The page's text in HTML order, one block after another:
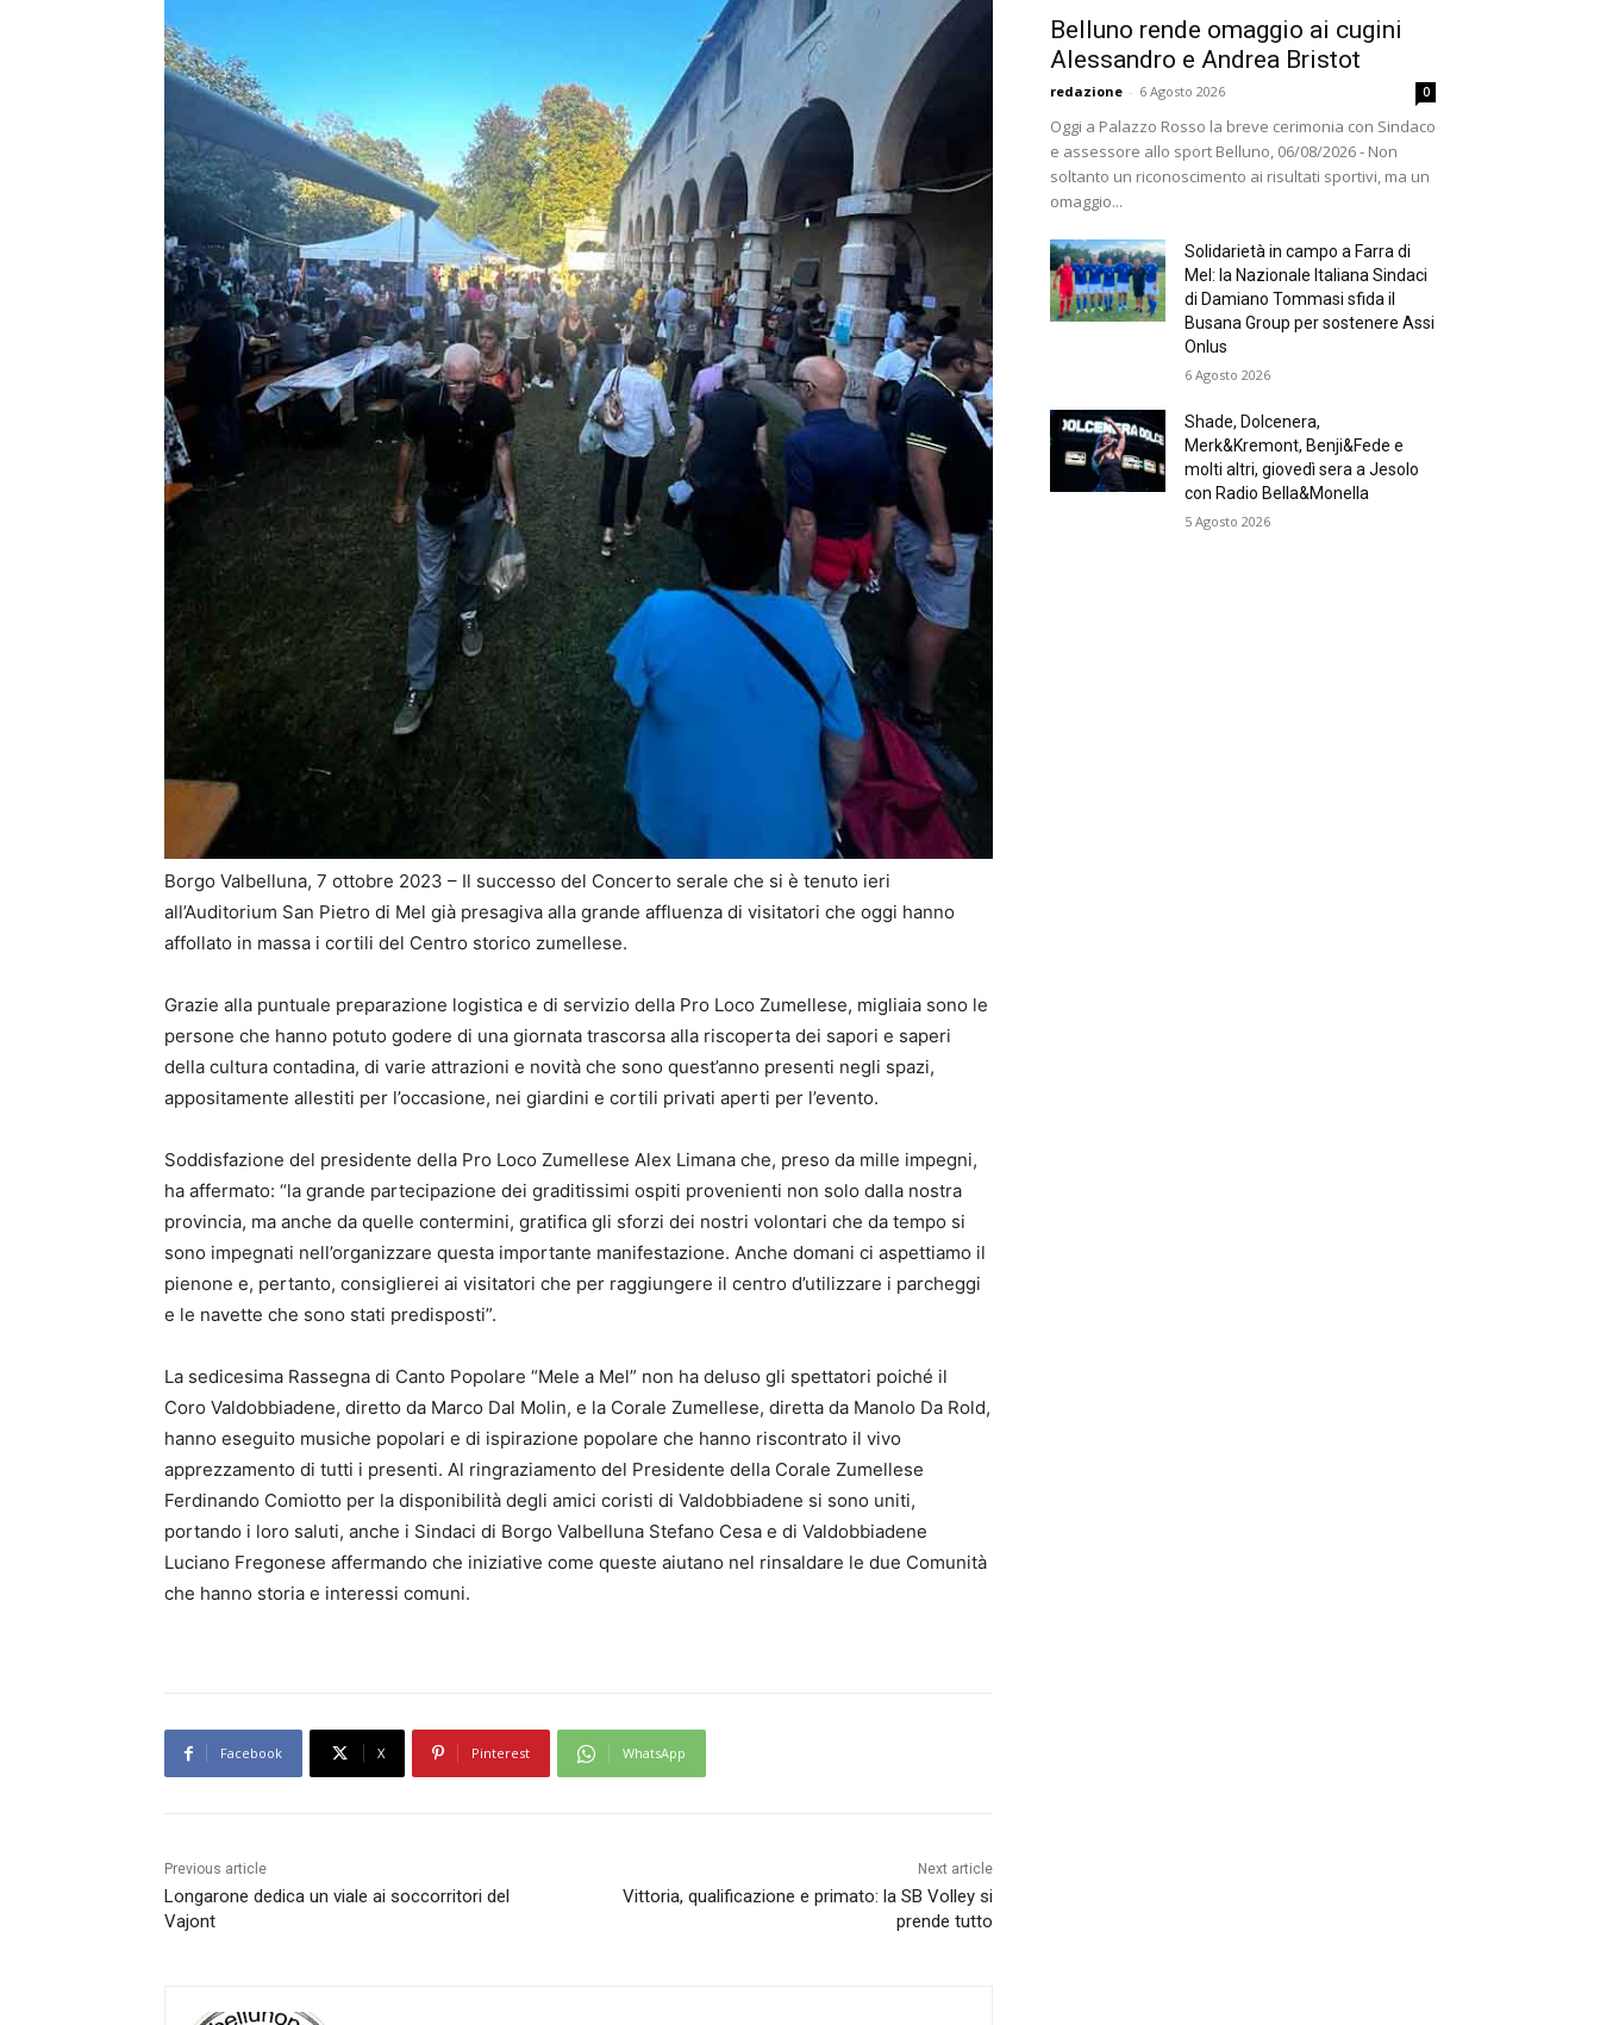
Borgo Valbelluna, 7 ottobre 2023 – Il successo del Concerto serale che si è tenuto ieri
all’Auditorium San Pietro di Mel già presagiva alla grande affluenza di visitatori che oggi hanno
affollato in massa i cortili del Centro storico zumellese.
Grazie alla puntuale preparazione logistica e di servizio della Pro Loco Zumellese, migliaia sono le
persone che hanno potuto godere di una giornata trascorsa alla riscoperta dei sapori e saperi
della cultura contadina, di varie attrazioni e novità che sono quest’anno presenti negli spazi,
appositamente allestiti per l’occasione, nei giardini e cortili privati aperti per l’evento.
Soddisfazione del presidente della Pro Loco Zumellese Alex Limana che, preso da mille impegni,
ha affermato: “la grande partecipazione dei graditissimi ospiti provenienti non solo dalla nostra
provincia, ma anche da quelle contermini, gratifica gli sforzi dei nostri volontari che da tempo si
sono impegnati nell’organizzare questa importante manifestazione. Anche domani ci aspettiamo il
pienone e, pertanto, consiglierei ai visitatori che per raggiungere il centro d’utilizzare i parcheggi
e le navette che sono stati predisposti”.
La sedicesima Rassegna di Canto Popolare “Mele a Mel” non ha deluso gli spettatori poiché il
Coro Valdobbiadene, diretto da Marco Dal Molin, e la Corale Zumellese, diretta da Manolo Da Rold,
hanno eseguito musiche popolari e di ispirazione popolare che hanno riscontrato il vivo
apprezzamento di tutti i presenti. Al ringraziamento del Presidente della Corale Zumellese
Ferdinando Comiotto per la disponibilità degli amici coristi di Valdobbiadene si sono uniti,
portando i loro saluti, anche i Sindaci di Borgo Valbelluna Stefano Cesa e di Valdobbiadene
Luciano Fregonese affermando che iniziative come queste aiutano nel rinsaldare le due Comunità
che hanno storia e interessi comuni.
Facebook X Pinterest WhatsApp
Previous article
Longarone dedica un viale ai soccorritori del
Vajont
Next article
Vittoria, qualificazione e primato: la SB Volley si
prende tutto
Belluno rende omaggio ai cugini
Alessandro e Andrea Bristot
redazione - 6 Agosto 2026 0
Oggi a Palazzo Rosso la breve cerimonia con Sindaco
e assessore allo sport Belluno, 06/08/2026 - Non
soltanto un riconoscimento ai risultati sportivi, ma un
omaggio...
Solidarietà in campo a Farra di
Mel: la Nazionale Italiana Sindaci
di Damiano Tommasi sfida il
Busana Group per sostenere Assi
Onlus
6 Agosto 2026
Shade, Dolcenera,
Merk&Kremont, Benji&Fede e
molti altri, giovedì sera a Jesolo
con Radio Bella&Monella
5 Agosto 2026